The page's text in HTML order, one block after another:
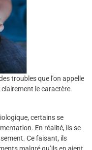
troubles que l’on appelle
le caractère
certains se
En réalité, ils se
Ce faisant, ils
malgré qu’ils en aient